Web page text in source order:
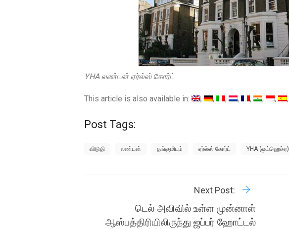
YHA லண்டன் ஏர்ல்ஸ் கோர்ட்
This article is also available in:
Post Tags:
விடுதி லண்டன் தங்குமிடம் ஏர்ல்ஸ் கோர்ட் YHA (ஒய்ஹெச்ஏ)
Next Post:
டெல் அவிவில் உள்ள முன்னாள்
ஆஸ்பத்திரியிலிருந்து ஜப்பர் ஹோட்டல்